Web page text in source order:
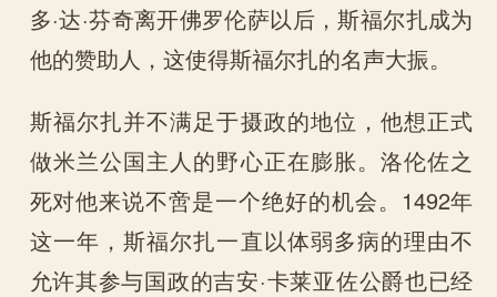
多·达·芬奇离开佛罗伦萨以后，斯福尔扎成为
他的赞助人，这使得斯福尔扎的名声大振。
斯福尔扎并不满足于摄政的地位，他想正式
做米兰公国主人的野心正在膨胀。洛伦佐之
死对他来说不啻是一个绝好的机会。1492年
这一年，斯福尔扎一直以体弱多病的理由不
允许其参与国政的吉安·卡莱亚佐公爵也已经